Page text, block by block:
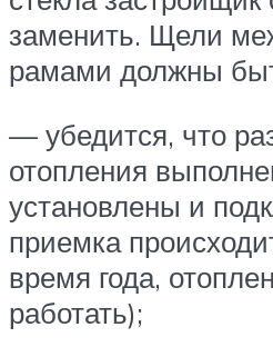
заменить. Щели
рамами должны
— убедится, что
отопления
установлены и
приемка
время года,
работать);